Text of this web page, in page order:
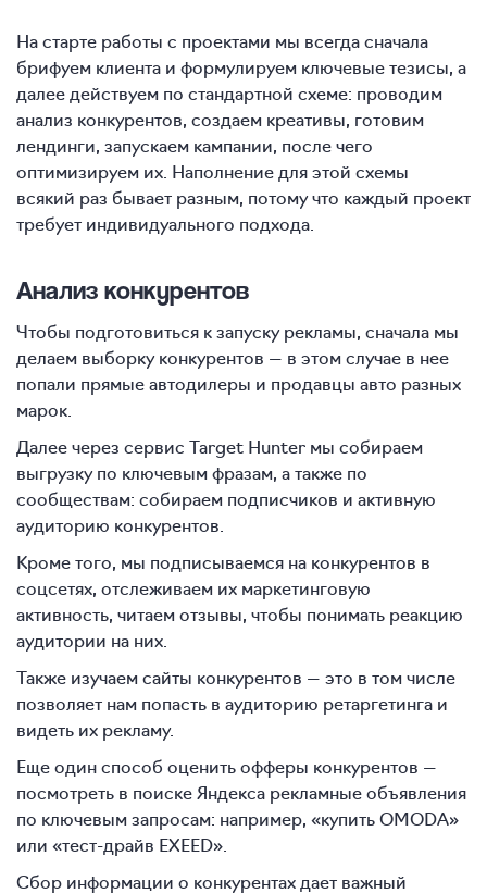
На старте работы с проектами мы всегда сначала
брифуем клиента и формулируем ключевые тезисы, а
далее действуем по стандартной схеме: проводим
анализ конкурентов, создаем креативы, готовим
лендинги, запускаем кампании, после чего
оптимизируем их. Наполнение для этой схемы
всякий раз бывает разным, потому что каждый проект
требует индивидуального подхода.
Анализ конкурентов
Чтобы подготовиться к запуску рекламы, сначала мы
делаем выборку конкурентов — в этом случае в нее
попали прямые автодилеры и продавцы авто разных
марок.
Далее через сервис Target Hunter мы собираем
выгрузку по ключевым фразам, а также по
сообществам: собираем подписчиков и активную
аудиторию конкурентов.
Кроме того, мы подписываемся на конкурентов в
соцсетях, отслеживаем их маркетинговую
активность, читаем отзывы, чтобы понимать реакцию
аудитории на них.
Также изучаем сайты конкурентов — это в том числе
позволяет нам попасть в аудиторию ретаргетинга и
видеть их рекламу.
Еще один способ оценить офферы конкурентов —
посмотреть в поиске Яндекса рекламные объявления
по ключевым запросам: например, «купить OMODA»
или «тест-драйв EXEED».
Сбор информации о конкурентах дает важный